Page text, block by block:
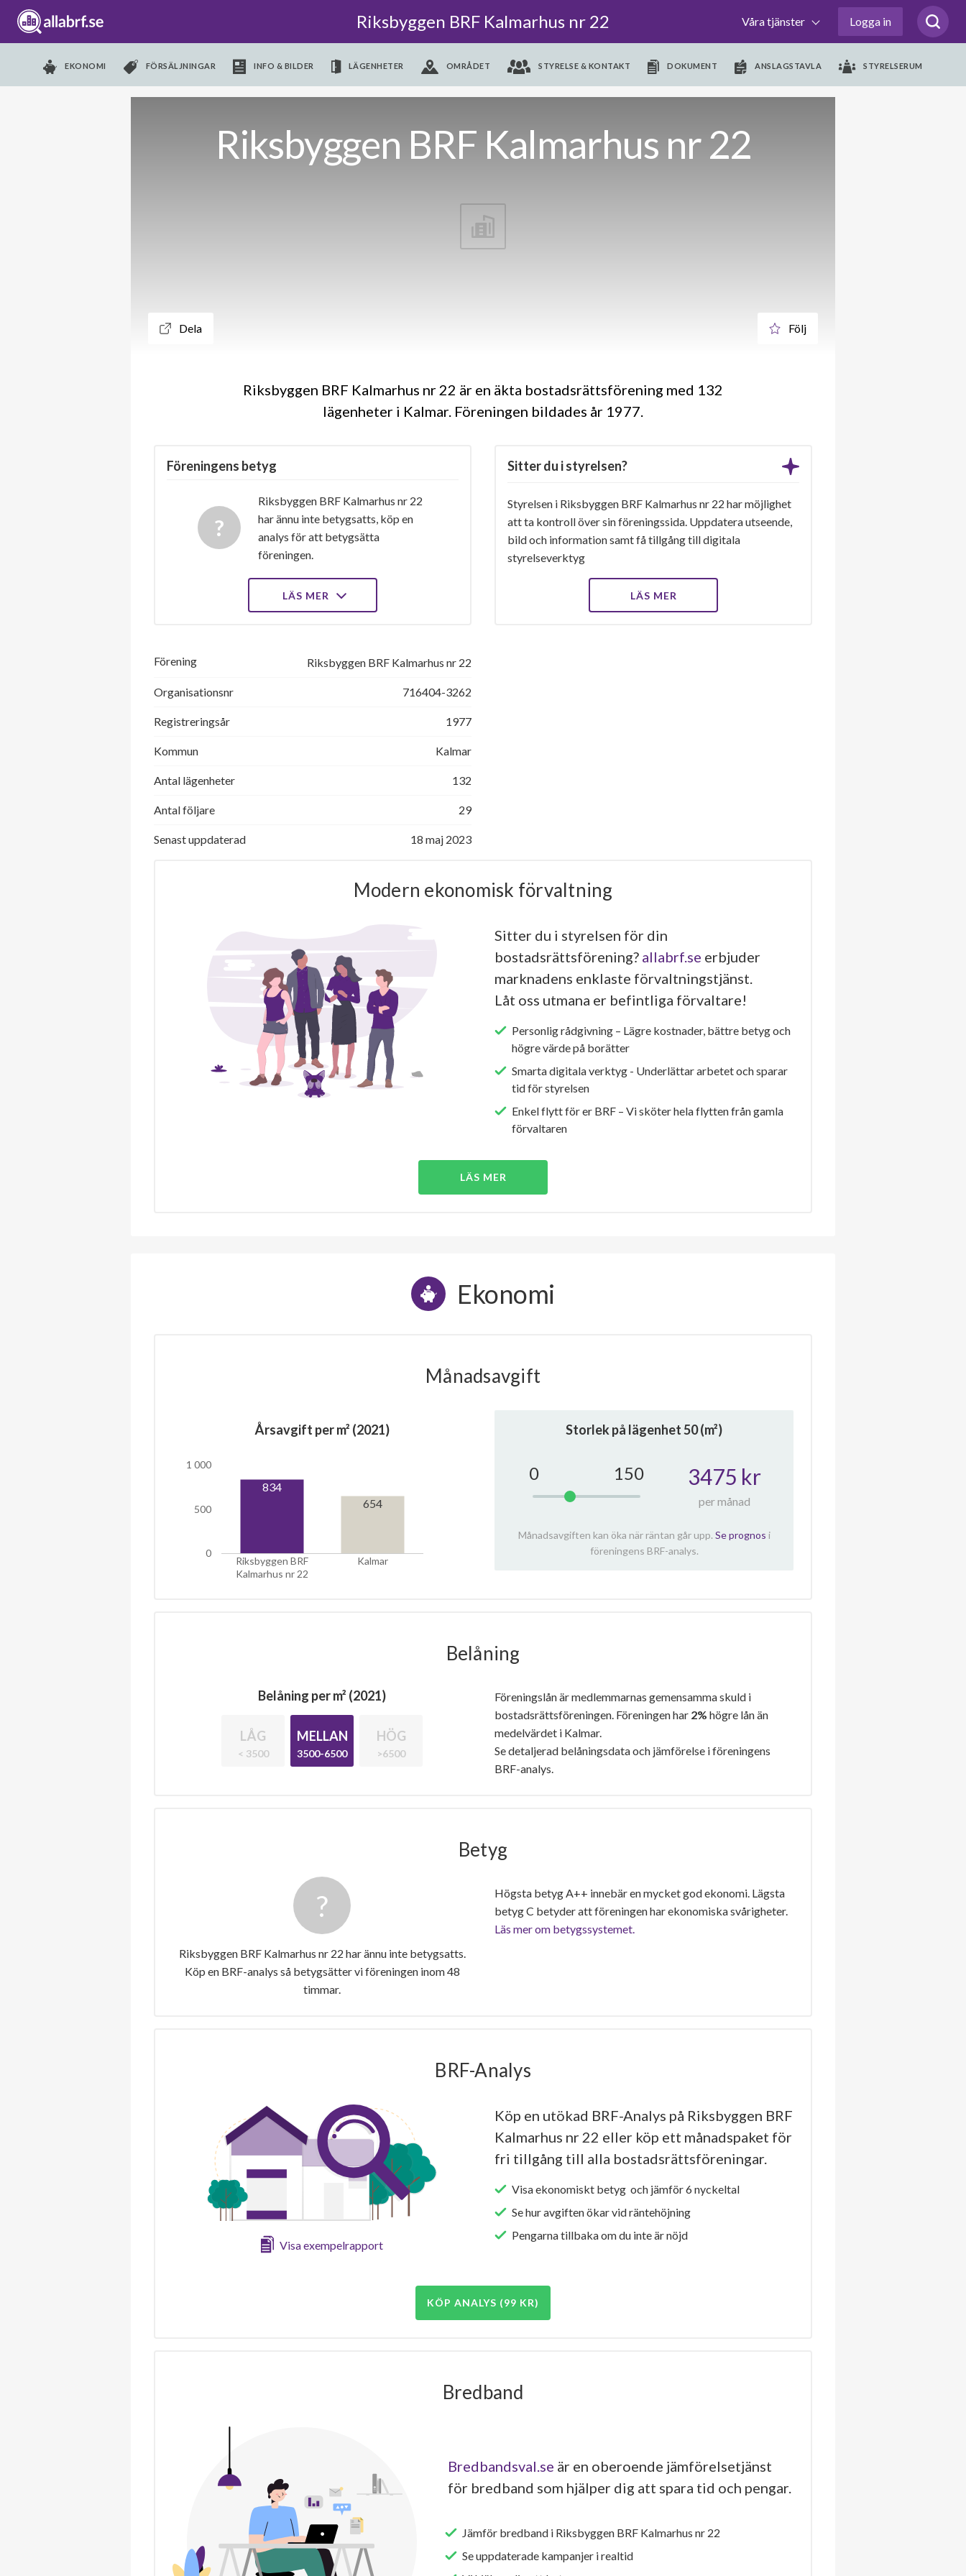
Riksbyggen BRF Kalmarhus nr 22 Våra tjänster Logga in
EKONOMI FÖRSÄLJNINGAR INFO & BILDER LÄGENHETER OMRÅDET STYRELSE & KONTAKT DOKUMENT ANSLAGSTAVLA STYRELSERUM
Riksbyggen BRF Kalmarhus nr 22
Dela Följ
Riksbyggen BRF Kalmarhus nr 22 är en äkta bostadsrättsförening med 132
lägenheter i Kalmar. Föreningen bildades år 1977
Föreningens betyg
Riksbyggen BRF Kalmarhus nr 22
har ännu inte betygsatts, köp en
analys för att betygsätta
föreningen.
LÄS MER
Sitter du i styrelsen?
Styrelsen i Riksbyggen BRF Kalmarhus nr 22 har möjlighet
att ta kontroll över sin föreningssida. Uppdatera utseende,
bild och information samt få tillgång till digitala
styrelseverktyg
LÄS MER
Förening Riksbyggen BRF Kalmarhus nr 22
Organisationsnr 716404-3262
Registreringsår 1977
Kommun Kalmar
Antal lägenheter 132
Antal följare 29
Senast uppdaterad 18 maj 2023
Modern ekonomisk förvaltning
Sitter du i styrelsen för din
bostadsrättsförening? allabrf.se erbjuder
marknadens enklaste förvaltningstjänst.
Låt oss utmana er befintliga förvaltare!
Personlig rådgivning – Lägre kostnader, bättre betyg och
högre värde på borätter
Smarta digitala verktyg - Underlättar arbetet och sparar
tid för styrelsen
Enkel flytt för er BRF – Vi sköter hela flytten från gamla
förvaltaren
LÄS MER
Ekonomi
Månadsavgift
Årsavgift per m² (2021)
Riksbyggen BRF
Kalmarhus nr 22
Kalmar
0
500
1 000
834
654
Storlek på lägenhet50(m²)
0 150 3475 kr
per månad
Månadsavgiften kan öka när räntan går upp. Se prognos i
föreningens BRF-analys.
Belåning
Belåning per m² (2021)
LÅG
< 3500
MELLAN
3500-6500
HÖG
>6500
Föreningslån är medlemmarnas gemensamma skuld i
bostadsrättsföreningen. Föreningen har 2% högre lån än
medelvärdet i Kalmar.
Se detaljerad belåningsdata och jämförelse i föreningens
BRF-analys.
Betyg
Riksbyggen BRF Kalmarhus nr 22 har ännu inte betygsatts.
Köp en BRF-analys så betygsätter vi föreningen inom 48
timmar.
Högsta betyg A++ innebär en mycket god ekonomi. Lägsta
betyg C betyder att föreningen har ekonomiska svårigheter.
Läs mer om betygssystemet.
BRF-Analys
Visa exempelrapport
Köp en utökad BRF-Analys på Riksbyggen BRF
Kalmarhus nr 22 eller köp ett månadspaket för
fri tillgång till alla bostadsrättsföreningar.
Visa ekonomiskt betyg och jämför 6 nyckeltal
Se hur avgiften ökar vid räntehöjning
Pengarna tillbaka om du inte är nöjd
KÖP ANALYS (99 KR)
Bredband
Bredbandsval.se är en oberoende jämförelsetjänst
för bredband som hjälper dig att spara tid och pengar.
Jämför bredband i Riksbyggen BRF Kalmarhus nr 22
Se uppdaterade kampanjer i realtid